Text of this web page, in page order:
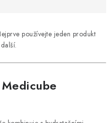
používejte jeden produkt